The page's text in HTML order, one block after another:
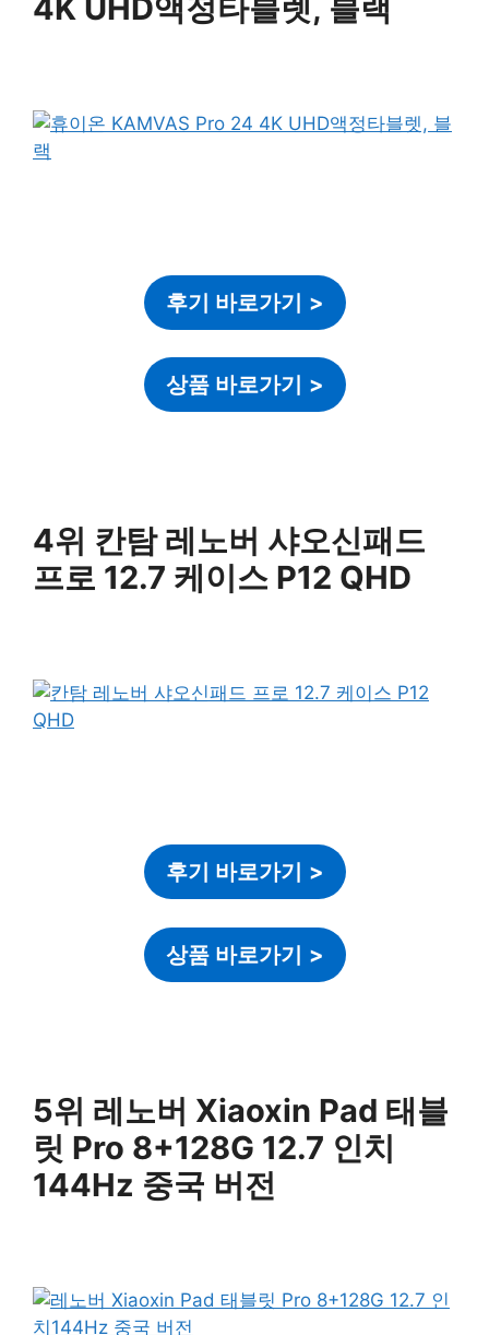
4K UHD액정타블렛, 블랙
후기 바로가기 >
상품 바로가기 >
4위 칸탐 레노버 샤오신패드
프로 12.7 케이스 P12 QHD
후기 바로가기 >
상품 바로가기 >
5위 레노버 Xiaoxin Pad 태블
릿 Pro 8+128G 12.7 인치
144Hz 중국 버전